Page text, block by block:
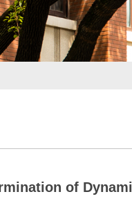
of